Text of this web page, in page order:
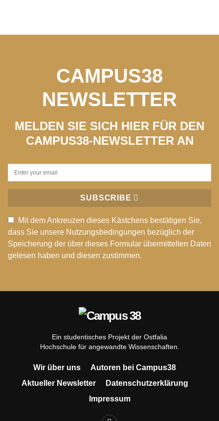
CAMPUS38
NEWSLETTER
MELDEN SIE SICH HIER FÜR DEN
CAMPUS38-NEWSLETTER AN
SUBSCRIBE
Mit dem Ankreuzen dieses Kästchens bestätigen Sie,
dass Sie unsere Nutzungsbedingungen bezüglich der
Speicherung der über dieses Formular übermittelten Daten
gelesen haben und diesen zustimmen.
Ein studentisches Projekt der Ostfalia
Hochschule für angewandte Wissenschaften.
Wir über uns
Autoren bei Campus38
Aktueller Newsletter
Datenschutzerklärung
Impressum